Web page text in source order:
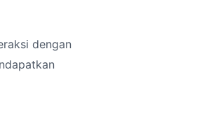
dengan